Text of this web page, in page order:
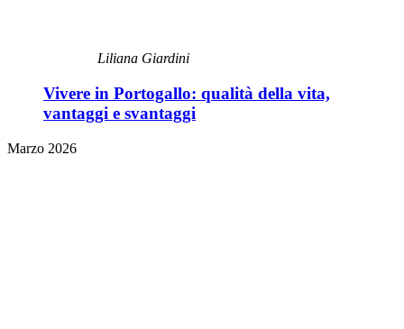
Liliana Giardini
Vivere in Portogallo: qualità della vita,
vantaggi e svantaggi
Marzo 2026